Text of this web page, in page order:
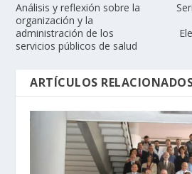
Análisis y reflexión sobre la
organización y la
administración de los
servicios públicos de salud
ARTÍCULOS